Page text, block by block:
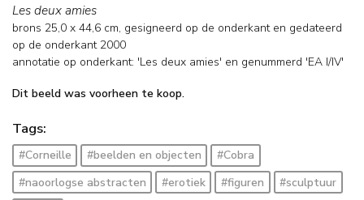
Les deux amies
brons 25,0 x 44,6 cm, gesigneerd op de onderkant en gedateerd
op de onderkant 2000
annotatie op onderkant: 'Les deux amies' en genummerd 'EA I/IV'
Dit beeld was voorheen te koop.
Tags:
#Corneille #beelden en objecten
#Cobra
#naoorlogse abstracten
#erotiek #figuren
#sculptuur